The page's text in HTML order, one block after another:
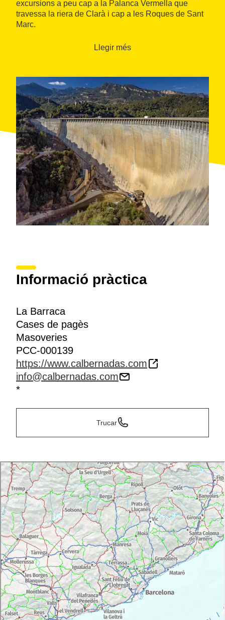
excursions a peu cap a la Palanca Vermella que
travessa la riera de Clarà i cap a les Roques de Sant
Marc.
Llegir més
Informació pràctica
La Barraca
Cases de pagès
Masoveries
PCC-000139
https://www.calbernadas.com
info@calbernadas.com
*
Trucar